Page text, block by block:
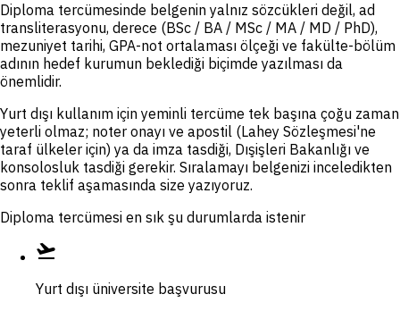
Diploma tercümesinde belgenin yalnız sözcükleri değil, ad
transliterasyonu, derece (BSc / BA / MSc / MA / MD / PhD),
mezuniyet tarihi, GPA-not ortalaması ölçeği ve fakülte-bölüm
adının hedef kurumun beklediği biçimde yazılması da
önemlidir.
Yurt dışı kullanım için yeminli tercüme tek başına çoğu zaman
yeterli olmaz; noter onayı ve apostil (Lahey Sözleşmesi'ne
taraf ülkeler için) ya da imza tasdiği, Dışişleri Bakanlığı ve
konsolosluk tasdiği gerekir. Sıralamayı belgenizi inceledikten
sonra teklif aşamasında size yazıyoruz.
Diploma tercümesi en sık şu durumlarda istenir
flight_takeoff
Yurt dışı üniversite başvurusu